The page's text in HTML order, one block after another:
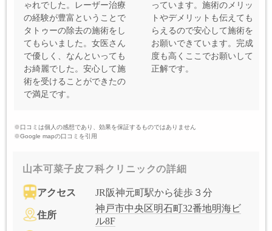
ゃれでした。レーザー治療
の経験が豊富ということで
タトゥーの除去の施術をし
てもらいました。女医さん
で優しく、なんといっても
お綺麗でした。安心して施
術を受けることができたの
で満足です。
っています。施術のメリッ
トやデメリットも伝えても
らえるので安心して施術を
お願いできています。完成
度も高くここでお願いして
正解です。
※口コミは個人の感想であり、効果を保証するものではありません
※Google mapの口コミを引用
山本可菜子皮フ科クリニックの詳細
アクセス JR阪神元町駅から徒歩３分
住所
神戸市中央区明石町32番地明海ビ
ル8F